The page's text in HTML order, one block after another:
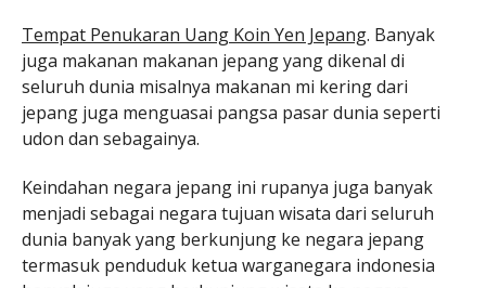
Tempat Penukaran Uang Koin Yen Jepang. Banyak
juga makanan makanan jepang yang dikenal di
seluruh dunia misalnya makanan mi kering dari
jepang juga menguasai pangsa pasar dunia seperti
udon dan sebagainya.
Keindahan negara jepang ini rupanya juga banyak
menjadi sebagai negara tujuan wisata dari seluruh
dunia banyak yang berkunjung ke negara jepang
termasuk penduduk ketua warganegara indonesia